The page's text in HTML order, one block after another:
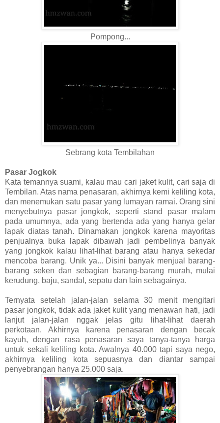
Pompong...
Sebrang kota Tembilahan
Pasar Jogkok
Kata temannya suami, kalau mau cari jaket kulit, cari saja di
Tembilan. Atas nama penasaran, akhirnya kemi keliling kota,
dan menemukan satu pasar yang lumayan ramai. Orang sini
menyebutnya pasar jongkok, seperti stand pasar malam
pada umumnya, ada yang bertenda ada yang hanya gelar
lapak diatas tanah. Dinamakan jongkok karena mayoritas
penjualnya buka lapak dibawah jadi pembelinya banyak
yang jongkok kalau lihat-lihat barang atau hanya sekedar
mencoba barang. Unik ya... Disini banyak menjual barang-
barang seken dan sebagian barang-barang murah, mulai
kerudung, baju, sandal, sepatu dan lain sebagainya.
Ternyata setelah jalan-jalan selama 30 menit mengitari
pasar jongkok, tidak ada jaket kulit yang menawan hati, jadi
lanjut jalan-jalan nggak jelas gitu lihat-lihat daerah
perkotaan. Akhirnya karena penasaran dengan becak
kayuh, dengan rasa penasaran saya tanya-tanya harga
untuk sekali keliling kota. Awalnya 40.000 tapi saya nego,
akhirnya keliling kota sepuasnya dan diantar sampai
penyebrangan hanya 25.000 saja.